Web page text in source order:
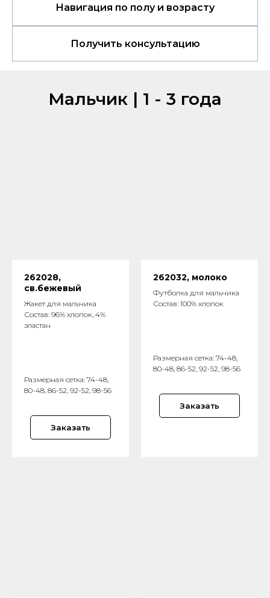
Навигация по полу и возрасту
Получить консультацию
Мальчик | 1 - 3 года
262028,
св.бежевый
Жакет для мальчика
Состав: 96% хлопок, 4%
эластан
Размерная сетка: 74-48,
80-48, 86-52, 92-52, 98-56
Заказать
262032, молоко
Футболка для мальчика
Состав: 100% хлопок
Размерная сетка: 74-48,
80-48, 86-52, 92-52, 98-56
Заказать